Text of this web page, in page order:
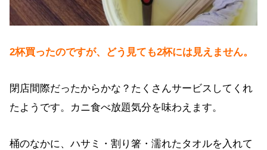
2杯買ったのですが、どう見ても2杯には見えません。
閉店間際だったからかな？たくさんサービスしてくれ
たようです。カニ食べ放題気分を味わえます。
桶のなかに、ハサミ・割り箸・濡れたタオルを入れて